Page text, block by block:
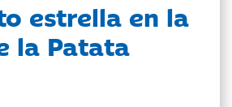
estrella en la
la Patata